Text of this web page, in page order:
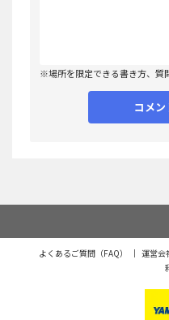
※場所を限定できる書き方、質
よくあるご質問（FAQ） 運営会